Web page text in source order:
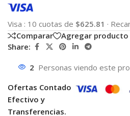
Visa : 10 cuotas de $625.81 ·
Comparar
Agregar producto
Share:
2 Personas viendo este
Ofertas Contado
Efectivo y
Transferencias.